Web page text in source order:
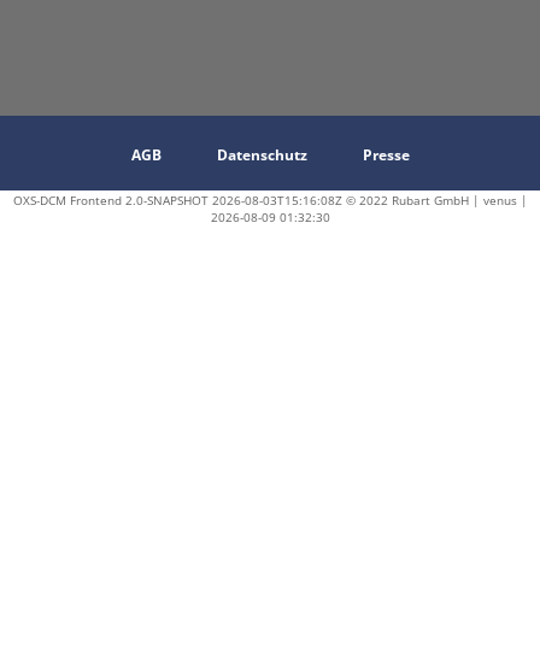
AGB Datenschutz Presse
OXS-DCM Frontend 2.0-SNAPSHOT 2026-08-03T15:16:08Z © 2022 Rubart GmbH | venus |
2026-08-09 01:32:30